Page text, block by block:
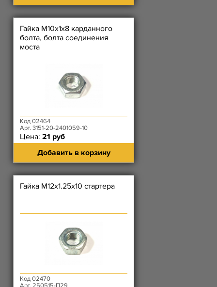
Гайка М10х1х8 карданного
болта, болта соединения
моста
Код 02464
Арт. 3151-20-2401059-10
Цена: 21 руб
Добавить в корзину
Гайка М12х1.25х10 стартера
Код 02470